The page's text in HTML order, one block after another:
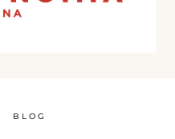
BLOG